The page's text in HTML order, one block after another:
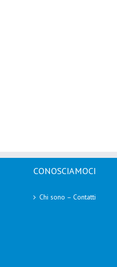
CONOSCIAMOCI
Chi sono – Contatti